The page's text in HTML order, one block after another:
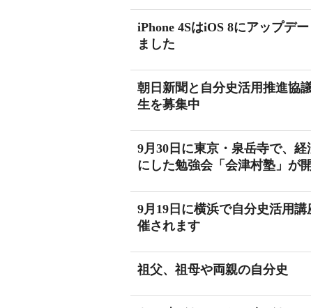
iPhone 4SはiOS 8にアップデ
ました
朝日新聞と自分史活用推進協
生を募集中
9月30日に東京・泉岳寺で、
にした勉強会「会津村塾」が
9月19日に横浜で自分史活用
催されます
祖父、祖母や両親の自分史